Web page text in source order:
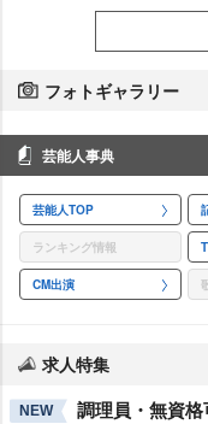
フォトギャラリー
芸能人事典
芸能人TOP
ランキング情報
CM出演
求人特集
NEW 調理員・無資